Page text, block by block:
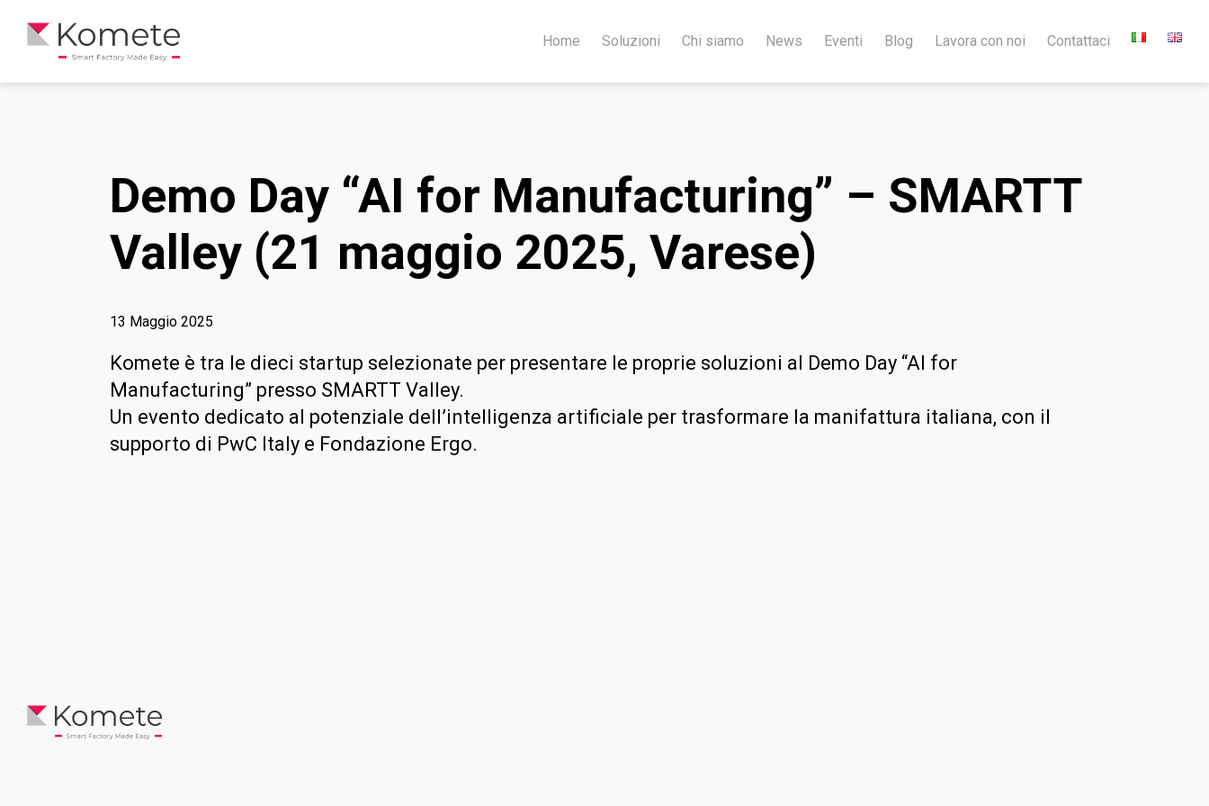
Home Soluzioni Chi siamo News Eventi Blog Lavora con noi Contattaci
Demo Day “AI for Manufacturing” – SMARTT
Valley (21 maggio 2025, Varese)
13 Maggio 2025
Komete è tra le dieci startup selezionate per presentare le proprie soluzioni al Demo Day “AI for
Manufacturing” presso SMARTT Valley.
Un evento dedicato al potenziale dell’intelligenza artificiale per trasformare la manifattura italiana, con il
supporto di PwC Italy e Fondazione Ergo.